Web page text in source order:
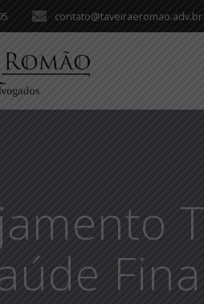
contato@taveiraeromao.adv.br